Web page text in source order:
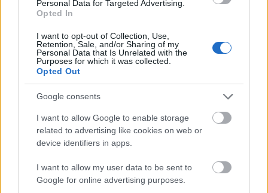
Personal Data for Targeted Advertising.
Opted In
I want to opt-out of Collection, Use,
Retention, Sale, and/or Sharing of my
Personal Data that Is Unrelated with the
Purposes for which it was collected.
Opted Out
Google consents
I want to allow Google to enable storage
related to advertising like cookies on web or
device identifiers in apps.
I want to allow my user data to be sent to
Google for online advertising purposes.
습니다.
잠재적인 항암 효과
딸기에는 암 예방에 도움이 될 수 있는 항산화 물질이 풍부
하게 함유되어 있습니다. 이러한 항산화 물질에는 안토시아
닌, 플라보놀, 카테킨, 프로안토시아니딘 등이 있습니다. 이
들은 산화 스트레스와 염증을 억제하는 데 도움을 주는데,
이는 암 발생의 주요 요인입니다.
딸기에 함유된 엘라그산은 특별한 성분입니다. 종양의 성장
을 억제하고 염증을 줄이는 효능이 있어, 딸기는 암 예방에